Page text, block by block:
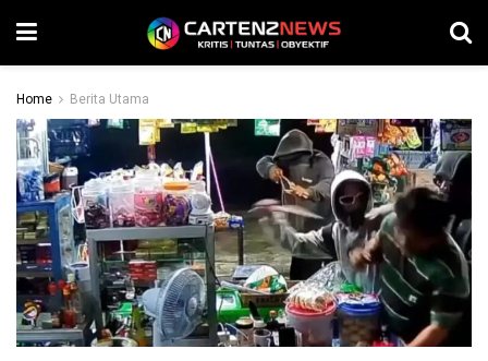
Home Berita Utama